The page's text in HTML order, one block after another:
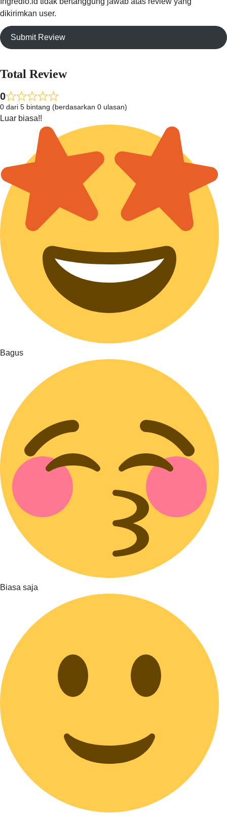
dikirimkan user.
Submit Review
Total Review
0
0 dari 5 bintang (berdasarkan 0 ulasan)
Luar biasa!!
Bagus
Biasa saja